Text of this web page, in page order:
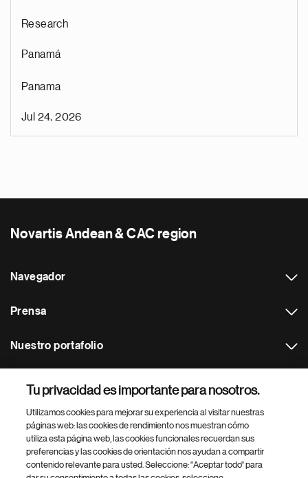
Research
Panamá
Panama
Jul 24, 2026
Novartis Andean & CAC region
Navegador
Prensa
Nuestro portafolio
Footer Site Search
Tu privacidad es importante para nosotros.
Utilizamos cookies para mejorar su experiencia al visitar nuestras
páginas web: las cookies de rendimiento nos muestran cómo
utiliza esta página web, las cookies funcionales recuerdan sus
preferencias y las cookies de orientación nos ayudan a compartir
contenido relevante para usted. Seleccione: "Aceptar todo" para